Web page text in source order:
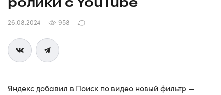
26.08.2024 958
Яндекс добавил в Поиск по видео новый фильтр —